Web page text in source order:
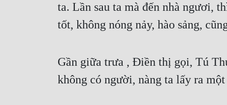
ta. Lần sau ta mà đến nhà ngươi,
tốt, không nóng nảy, hào sảng,
Gần giữa trưa , Điền thị gọi, Tú
không có người, nàng ta lấy ra